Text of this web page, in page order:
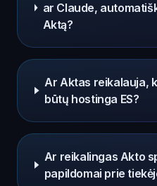
ar Claude,
Aktą?
Ar Aktas reikalauja,
būtų hostinga ES?
Ar reikalingas Akto
papildomai prie